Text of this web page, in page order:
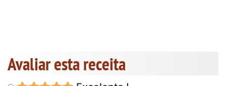
Avaliar esta receita